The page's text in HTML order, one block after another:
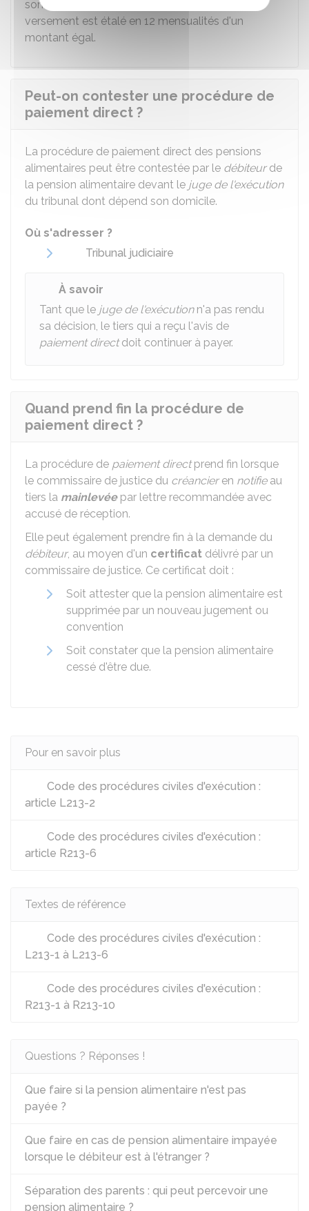
sommes qui lui sont dues en 1 seule fois. Le
versement est étalé en 12 mensualités d'un
montant égal.
Peut-on contester une procédure de
paiement direct ?
La procédure de paiement direct des pensions
alimentaires peut être contestée par le débiteurde
la pension alimentaire devant le juge de l'exécution
du tribunal dont dépend son domicile.
Où s'adresser ?
Tribunal judiciaire
À savoir
Tant que le juge de l'exécutionn'a pas rendu
sa décision, le tiers qui a reçu l'avis de
paiement directdoit continuer à payer.
Quand prend fin la procédure de
paiement direct ?
La procédure de paiement directprend fin lorsque
le commissaire de justice du créancieren notifieau
tiers la mainlevéepar lettre recommandée avec
accusé de réception.
Elle peut également prendre fin à la demande du
débiteur, au moyen d'un certificat délivré par un
commissaire de justice. Ce certificat doit :
Soit attester que la pension alimentaire est
supprimée par un nouveau jugement ou
convention
Soit constater que la pension alimentaire
cessé d'être due.
Pour en savoir plus
Code des procédures civiles d'exécution :
article L213-2
Code des procédures civiles d'exécution :
article R213-6
Textes de référence
Code des procédures civiles d'exécution :
L213-1 à L213-6
Code des procédures civiles d'exécution :
R213-1 à R213-10
Questions ? Réponses !
Que faire si la pension alimentaire n'est pas
payée ?
Que faire en cas de pension alimentaire impayée
lorsque le débiteur est à l'étranger ?
Séparation des parents : qui peut percevoir une
pension alimentaire ?